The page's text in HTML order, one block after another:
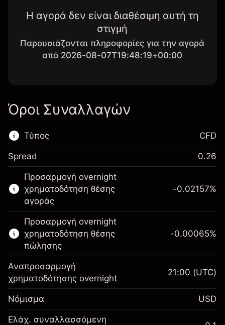
Η αγορά δεν είναι διαθέσιμη αυτή τη
στιγμή
Παρουσιάζονται πληροφορίες για την αγορά
από 2026-08-07T19:48:19+00:00
Όροι Συναλλαγών
Τύπος
Αυτή η χρηματοπιστωτική αγορά είναι
διαθέσιμη για διαπραγμάτευση CFD.
Μάθετε περισσότερα σχετικά με:
CFDs
CFD
Spread 0.26
Προσαρμογή overnight
χρηματοδότηση θέσης
αγοράς
Περιθώριο. Η επένδυσή
σας
$1,000.00
Αναπροσαρμογή
-0.02157%
Προσαρμογή overnight
χρηματοδότηση θέσης
πώλησης
-0.00065%
Αναπροσαρμογή
χρηματοδότησης overnight
21:00 (UTC)
Νόμισμα USD
Ελάχ. συναλλασσόμενη